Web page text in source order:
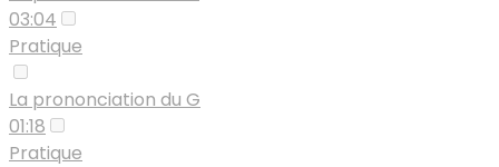
03:04
Pratique
La prononciation du G
01:18
Pratique